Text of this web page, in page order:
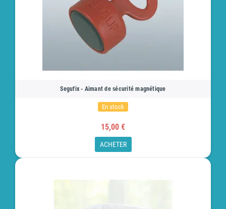
Segufix - Aimant de sécurité magnétique
En stock
15,00 €
ACHETER